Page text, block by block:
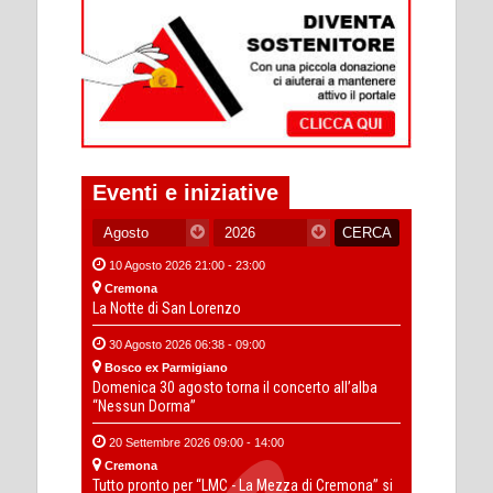
Eventi e iniziative
10 Agosto 2026 21:00 - 23:00
Cremona
La Notte di San Lorenzo
30 Agosto 2026 06:38 - 09:00
Bosco ex Parmigiano
Domenica 30 agosto torna il concerto all’alba
“Nessun Dorma”
20 Settembre 2026 09:00 - 14:00
Cremona
Tutto pronto per “LMC - La Mezza di Cremona” si